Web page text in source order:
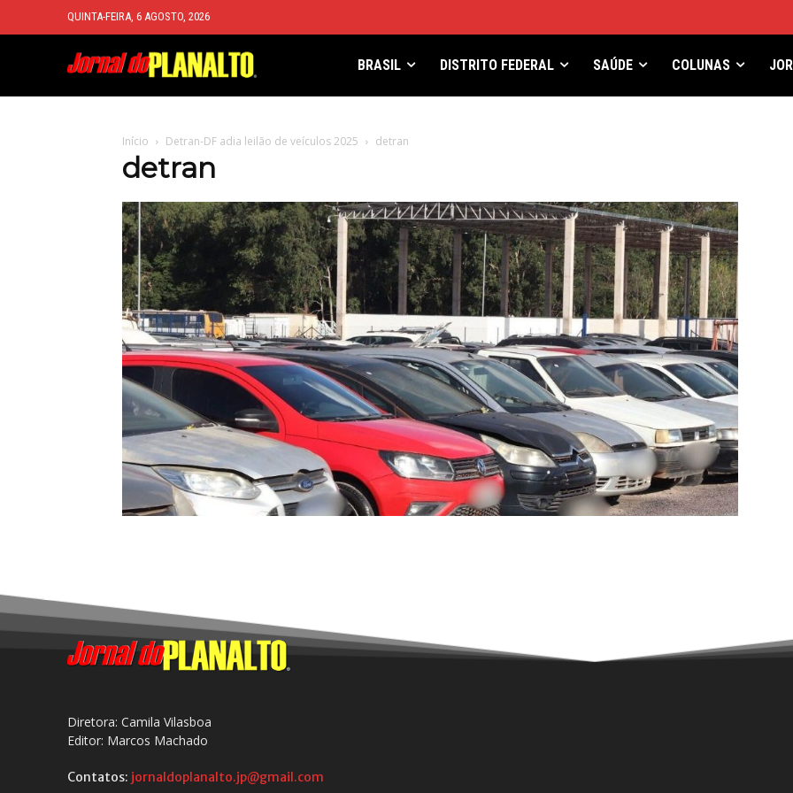
QUINTA-FEIRA, 6 AGOSTO, 2026
BRASIL DISTRITO FEDERAL SAÚDE COLUNAS
Início Detran-DF adia leilão de veículos 2025 detran
detran
Diretora: Camila Vilasboa
Editor: Marcos Machado
Contatos: jornaldoplanalto.jp@gmail.com